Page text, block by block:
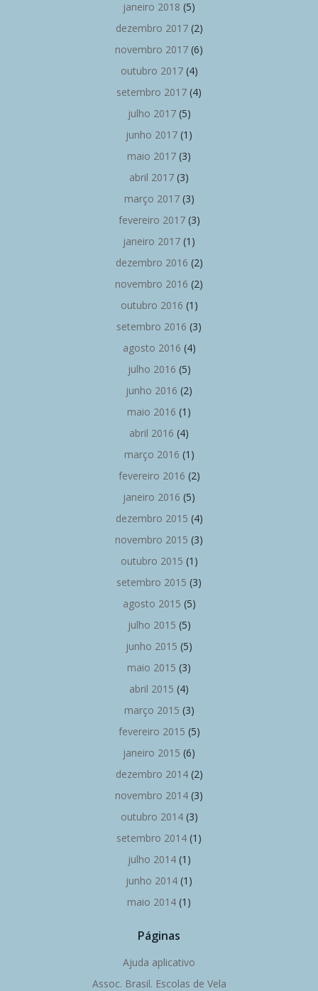
janeiro 2018 (5)
dezembro 2017(2)
novembro 2017 (6)
outubro 2017(4)
setembro 2017 (4)
julho 2017(5)
junho 2017 (1)
maio 2017 (3)
abril 2017 (3)
março 2017(3)
fevereiro 2017(3)
janeiro 2017 (1)
dezembro 2016 (2)
novembro 2016 (2)
outubro 2016 (1)
setembro 2016 (3)
agosto 2016 (4)
julho 2016 (5)
junho 2016 (2)
maio 2016 (1)
abril 2016 (4)
março 2016 (1)
fevereiro 2016 (2)
janeiro 2016 (5)
dezembro 2015 (4)
novembro 2015 (3)
outubro 2015 (1)
setembro 2015 (3)
agosto 2015 (5)
julho 2015 (5)
junho 2015 (5)
maio 2015 (3)
abril 2015 (4)
março 2015 (3)
fevereiro 2015 (5)
janeiro 2015 (6)
dezembro 2014(2)
novembro 2014 (3)
outubro 2014(3)
setembro 2014 (1)
julho 2014(1)
junho 2014 (1)
maio 2014 (1)
Páginas
Ajuda aplicativo
Assoc. Brasil. Escolas de Vela